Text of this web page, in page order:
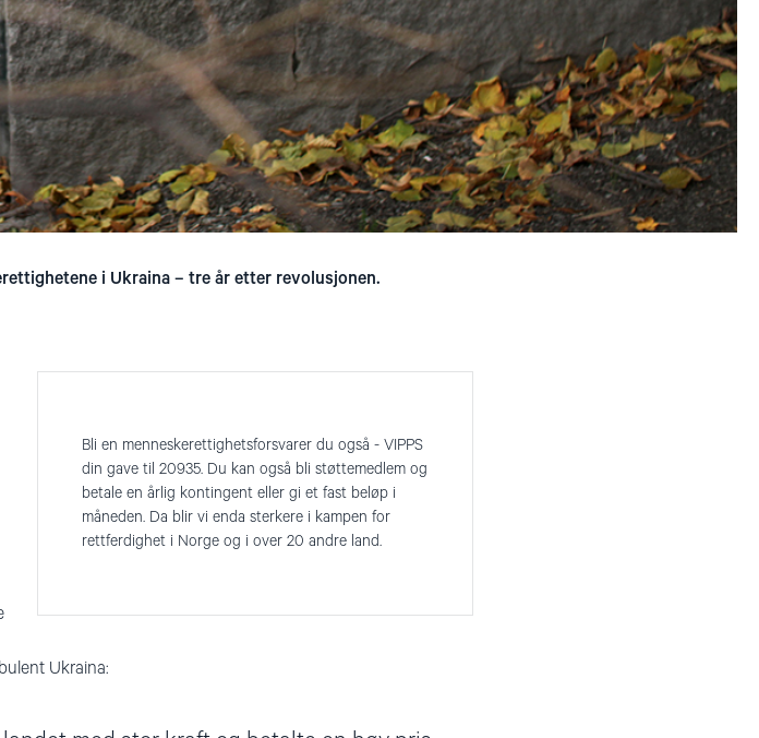
i Ukraina – tre år etter revolusjonen.
Bli en menneskerettighetsforsvarer du også - VIPPS
din gave til 20935. Du kan også bli støttemedlem og
betale en årlig kontingent eller gi et fast beløp i
månede n. Da blir vi enda sterkere i kampen for
rettferdighet i Norge og i over 20 andre land.
Ukraina: